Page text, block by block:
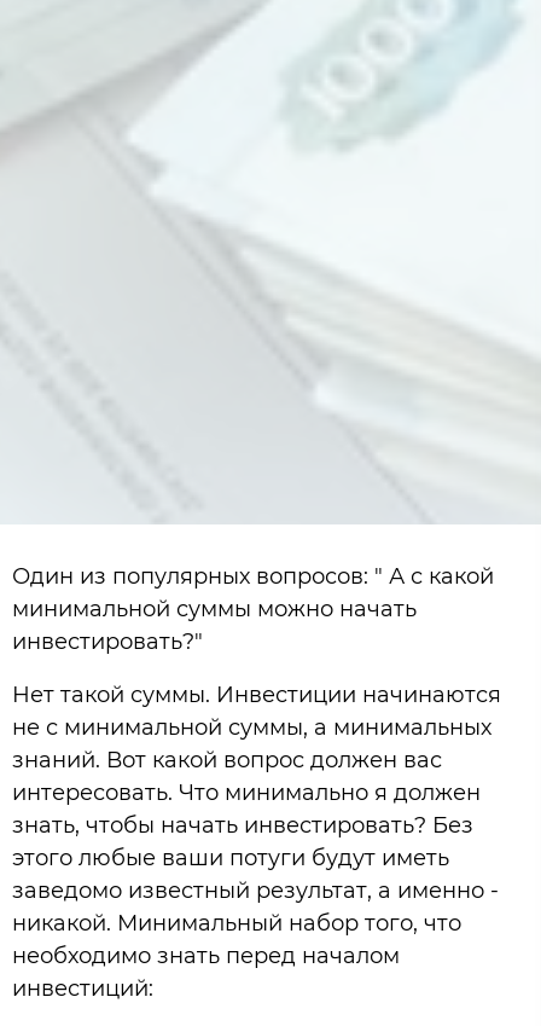
Один из популярных вопросов: " А с какой
минимальной суммы можно начать
инвестировать?"
Нет такой суммы. Инвестиции начинаются
не с минимальной суммы, а минимальных
знаний. Вот какой вопрос должен вас
интересовать. Что минимально я должен
знать, чтобы начать инвестировать? Без
этого любые ваши потуги будут иметь
заведомо известный результат, а именно -
никакой. Минимальный набор того, что
необходимо знать перед началом
инвестиций: